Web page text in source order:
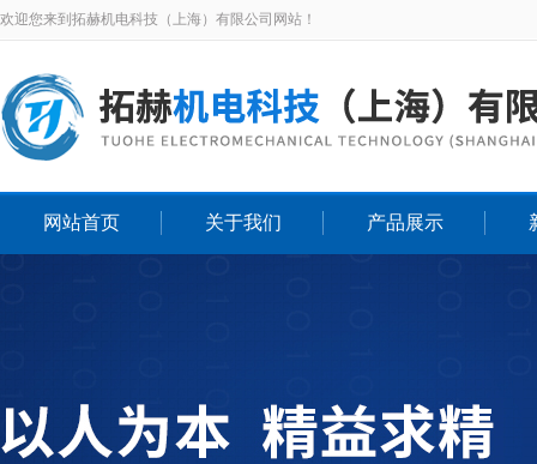
欢迎您来到拓赫机电科技（上海）有限公司网站！
网站首页 关于我们 产品展示